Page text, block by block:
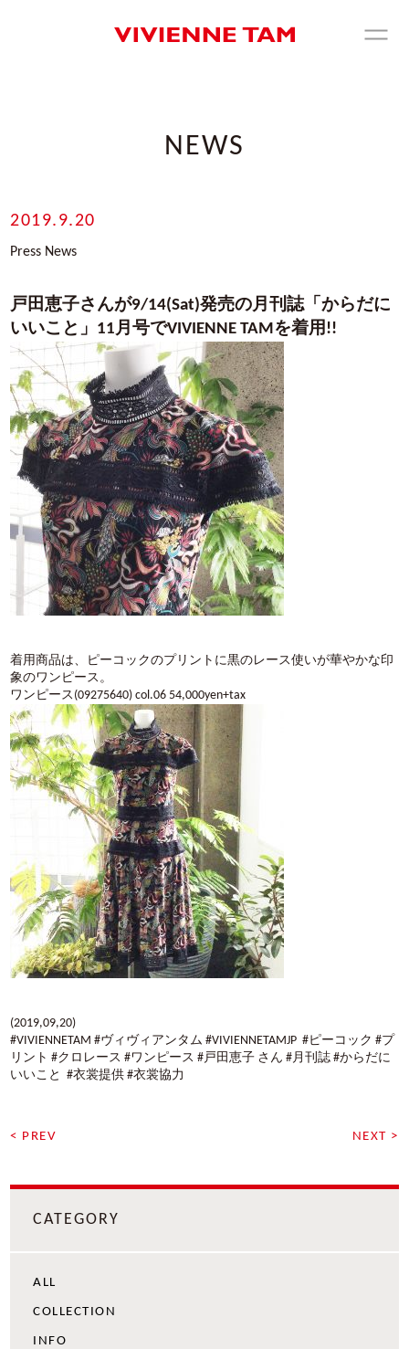
NEWS
2019.9.20
Press News
戸田恵子さんが9/14(Sat)発売の月刊誌「からだに
いいこと」11月号でVIVIENNE TAMを着用!!
着用商品は、ピーコックのプリントに黒のレース使いが華やかな印
象のワンピース。
ワンピース(09275640) col.06 54,000yen+tax
(2019,09,20)
#VIVIENNETAM #ヴィヴィアンタム #VIVIENNETAMJP #ピーコック #プ
リント #クロレース #ワンピース #戸田恵子 さん #月刊誌 #からだに
いいこと #衣裳提供 #衣裳協力
< PREV NEXT >
CATEGORY
ALL
COLLECTION
INFO